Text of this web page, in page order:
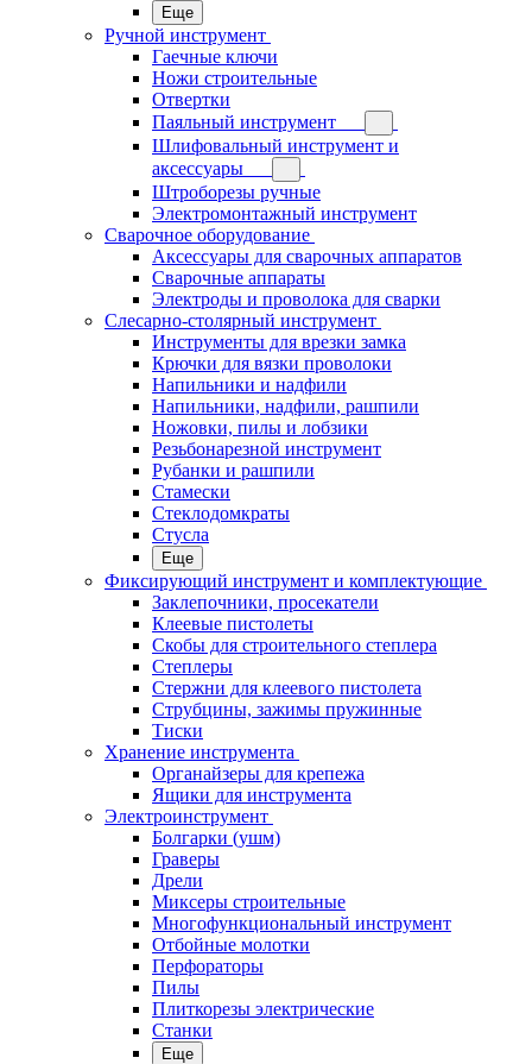
Еще
Ручной инструмент
Гаечные ключи
Ножи строительные
Отвертки
Паяльный инструмент
Шлифовальный инструмент и
аксессуары
Штроборезы ручные
Электромонтажный инструмент
Сварочное оборудование
Аксессуары для сварочных аппаратов
Сварочные аппараты
Электроды и проволока для сварки
Слесарно-столярный инструмент
Инструменты для врезки замка
Крючки для вязки проволоки
Напильники и надфили
Напильники, надфили, рашпили
Ножовки, пилы и лобзики
Резьбонарезной инструмент
Рубанки и рашпили
Стамески
Стеклодомкраты
Стусла
Еще
Фиксирующий инструмент и комплектующие
Заклепочники, просекатели
Клеевые пистолеты
Скобы для строительного степлера
Степлеры
Стержни для клеевого пистолета
Струбцины, зажимы пружинные
Тиски
Хранение инструмента
Органайзеры для крепежа
Ящики для инструмента
Электроинструмент
Болгарки (ушм)
Граверы
Дрели
Миксеры строительные
Многофункциональный инструмент
Отбойные молотки
Перфораторы
Пилы
Плиткорезы электрические
Станки
Еще